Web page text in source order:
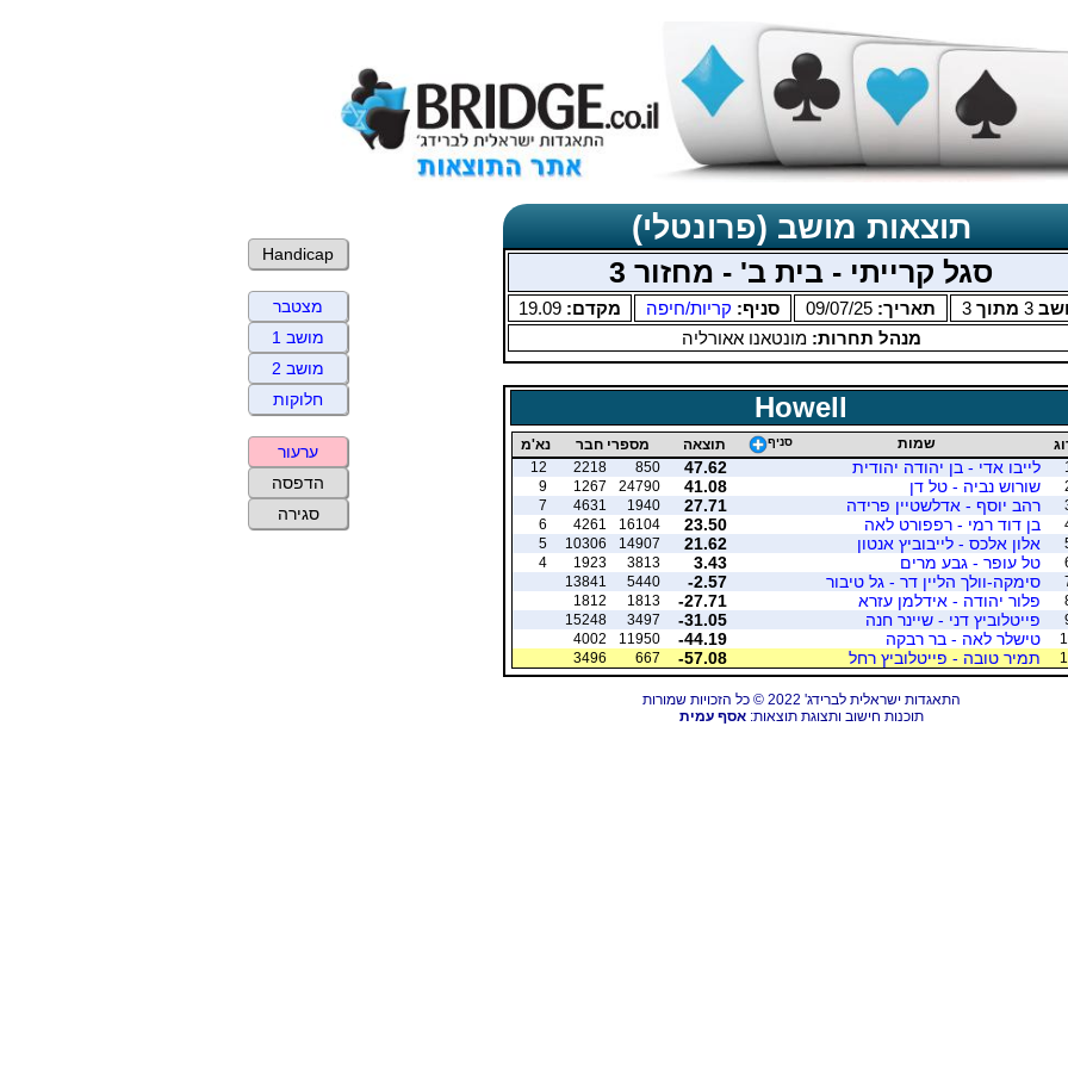
תוצאות מושב (פרונטלי)
סגל קרייתי - בית ב' - מחזור 3
3 מתוך3 תאריך: 09/07/25 סניף: קריות/חיפה מקדם: 19.09
מנהל תחרות:מונטאנו אאורליה
Howell
שמות סניף תוצאה מספרי חבר
נא'מ
1
לייבו אדי - בן יהודה יהודית 47.62
850
2218
12
שורוש נביה - טל דן 41.08
24790
1267
9
רהב יוסף - אדלשטיין פרידה 27.71
1940
4631
7
בן דוד רמי - רפפורט לאה 23.50
16104
4261
6
אלון אלכס - לייבוביץ אנטון 21.62
14907
10306
5
טל עופר - גבע מרים 3.43
3813
1923
4
סימקה-וולך הליין דר - גל טיבור -2.57
5440
13841
פלור יהודה - אידלמן עזרא -27.71
1813
1812
פייטלוביץ דני - שיינר חנה -31.05
3497
15248
טישלר לאה - בר רבקה -44.19
11950
4002
תמיר טובה - פייטלוביץ רחל -57.08
667
3496
התאגדות ישראלית לברידג' 2022 © כל הזכויות שמורות
תוכנות חישוב ותצוגת תוצאות:אסף עמית
Handicap
מצטבר
מושב 1
מושב 2
חלוקות
ערעור
הדפסה
סגירה